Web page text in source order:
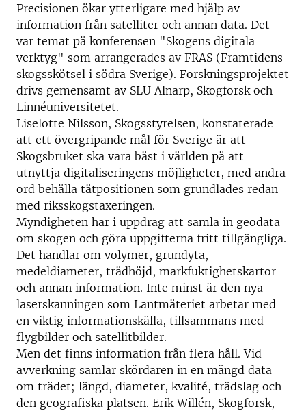
Precisionen ökar ytterligare med hjälp av
information från satelliter och annan data. Det
var temat på konferensen "Skogens digitala
verktyg" som arrangerades av FRAS (Framtidens
skogsskötsel i södra Sverige). Forskningsprojektet
drivs gemensamt av SLU Alnarp, Skogforsk och
Linnéuniversitetet.
Liselotte Nilsson, Skogsstyrelsen, konstaterade
att ett övergripande mål för Sverige är att
Skogsbruket ska vara bäst i världen på att
utnyttja digitaliseringens möjligheter, med andra
ord behålla tätpositionen som grundlades redan
med riksskogstaxeringen.
Myndigheten har i uppdrag att samla in geodata
om skogen och göra uppgifterna fritt tillgängliga.
Det handlar om volymer, grundyta,
medeldiameter, trädhöjd, markfuktighetskartor
och annan information. Inte minst är den nya
laserskanningen som Lantmäteriet arbetar med
en viktig informationskälla, tillsammans med
flygbilder och satellitbilder.
Men det finns information från flera håll. Vid
avverkning samlar skördaren in en mängd data
om trädet; längd, diameter, kvalité, trädslag och
den geografiska platsen. Erik Willén, Skogforsk,